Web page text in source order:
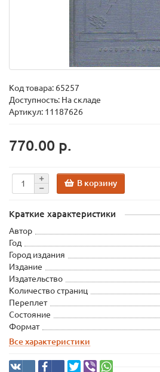
Код товара: 65257
Доступность: На складе
Артикул: 11187626
770.00 р.
В корзину
Краткие характеристики
Автор
Год
Город издания
Издание
Издательство
Количество страниц
Переплет
Состояние
Формат
Все характеристики